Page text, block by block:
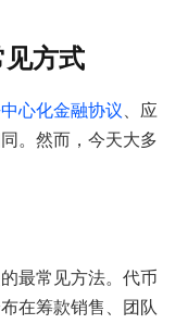
方式
心化金融协议、应
。然而，今天大多
最常见方法。代币
在筹款销售、团队